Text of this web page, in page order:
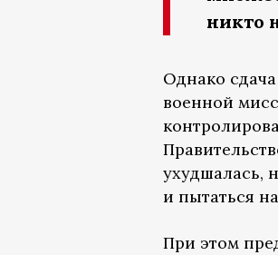
никто
Однако
военной
ухудшалась,
и пытаться
При этом